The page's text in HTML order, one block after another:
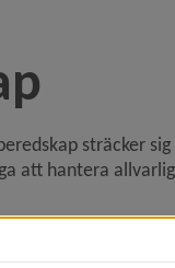
sträcker
att hantera
kommunen på
och